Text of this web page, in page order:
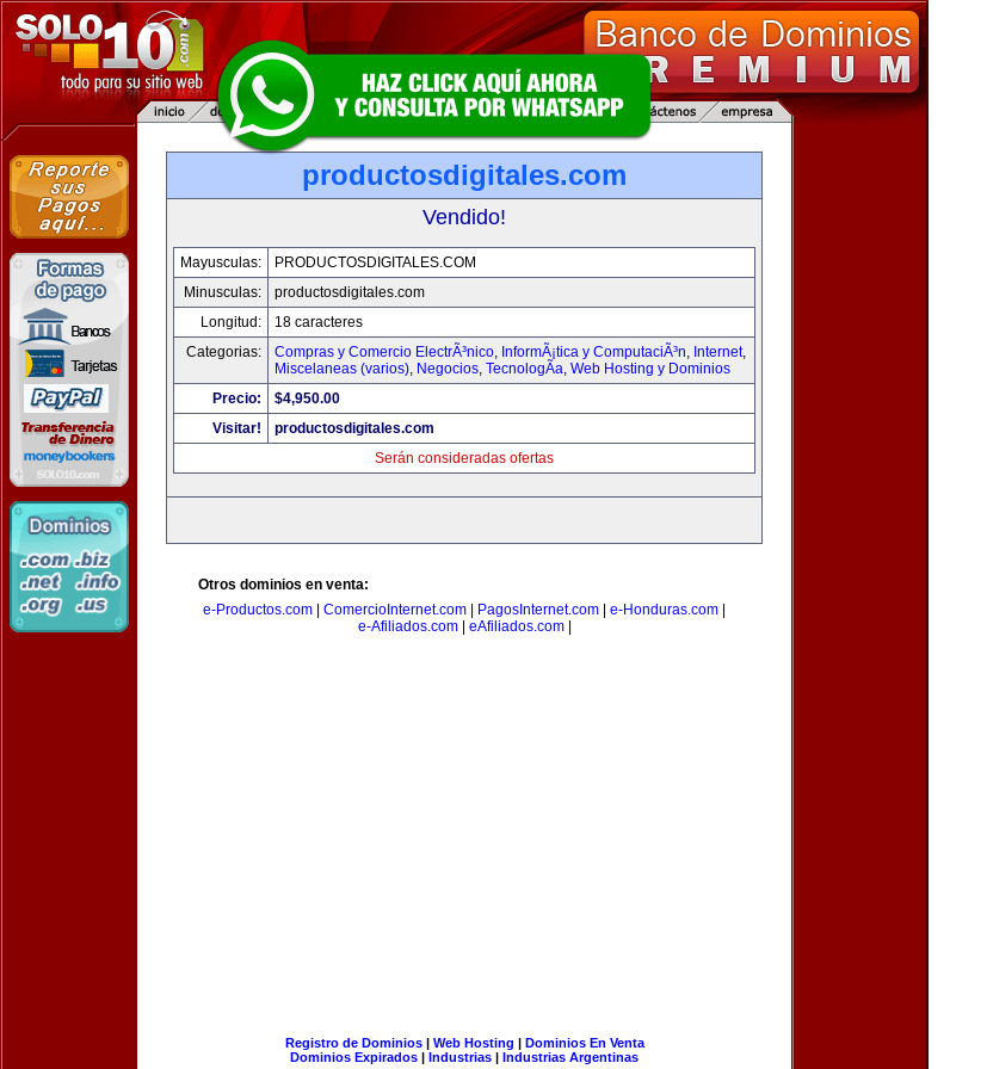
productosdigitales.com
Vendido!
Mayusculas:
PRODUCTOSDIGITALES.COM
Minusculas:
productosdigitales.com
Longitud:
18 caracteres
Categorias:
Compras y Comercio ElectrÃ³nico, InformÃ¡tica y ComputaciÃ³n, Internet,
Miscelaneas (varios), Negocios, TecnologÃ­a, Web Hosting y Dominios
Precio:
$4,950.00
Visitar!
productosdigitales.com
Serán consideradas ofertas
Otros dominios en venta:
e-Productos.com
ComercioInternet.com PagosInternet.com e-Honduras.com
e-Afiliados.com| eAfiliados.com|
Registro de Dominios| Web Hosting | Dominios En Venta
Dominios Expirados | Industrias | Industrias Argentinas